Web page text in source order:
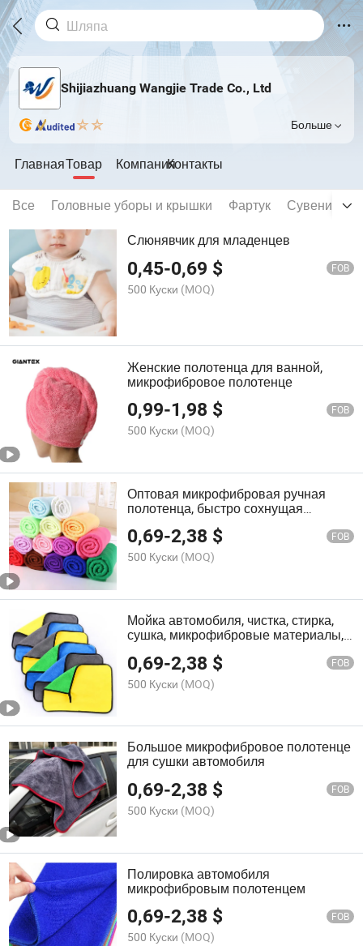
Shijiazhuang Wangjie Trade Co., Ltd
Больше
ГлавнаяТовар КомпанияКонтакты
Все Головные уборы и крышки Фартук
Сувениры
Слюнявчик для младенцев
0,45-0,69 $ FOB
500 Куски (MOQ)
Женские полотенца для ванной,
микрофибровое полотенце
0,99-1,98 $ FOB
500 Куски (MOQ)
Оптовая микрофибровая ручная
полотенца, быстро сохнущая
микрофибровая полотенца
0,69-2,38 $ FOB
500 Куски (MOQ)
Мойка автомобиля, чистка, стирка,
сушка, микрофибровые материалы,
0,69-2,38 $ FOB
500 Куски (MOQ)
Большое микрофибровое полотенце
для сушки автомобиля
0,69-2,38 $ FOB
500 Куски (MOQ)
Полировка автомобиля
микрофибровым полотенцем
0,69-2,38 $ FOB
500 Куски (MOQ)